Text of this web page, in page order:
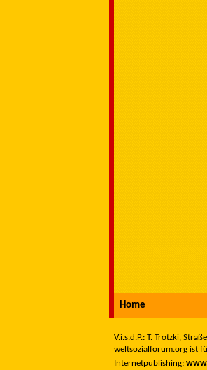
Home
V.i.s.d.P.: T. Trotzki,
weltsozialforum.org ist
Internetpublishing: